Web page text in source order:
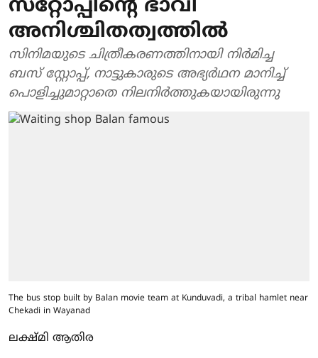
സ്‌റ്റോപ്പിന്റെ ഭാവി
അനിശ്ചിതത്വത്തില്‍
സിനിമയുടെ ചിത്രീകരണത്തിനായി നിർമിച്ച
ബസ് സ്റ്റോപ്പ്, നാട്ടുകാരുടെ അഭ്യർഥന മാനിച്ച്
പൊളിച്ചുമാറ്റാതെ നിലനിർത്തുകയായിരുന്നു
The bus stop built by Balan movie team at Kunduvadi, a tribal hamlet near
Chekadi in Wayanad
ലക്ഷ്മി ആതിര